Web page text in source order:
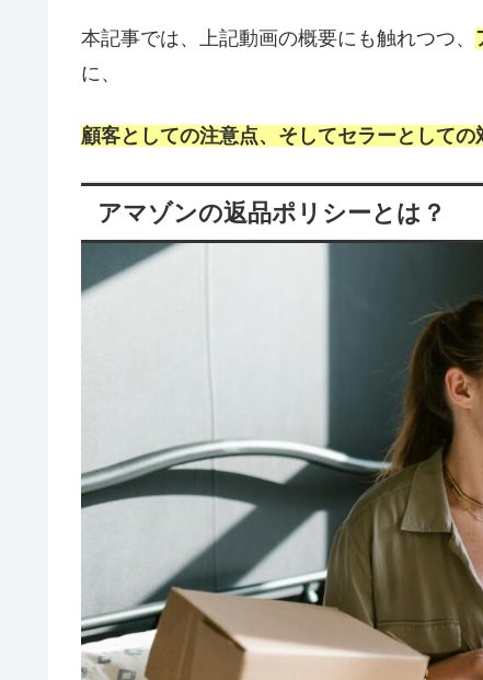
本記事では、上記動画の概要にも触れつつ、
に、
顧客としての注意点、そしてセラーとしての
アマゾンの返品ポリシーとは？